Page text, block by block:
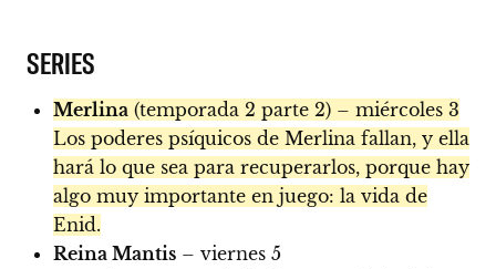
SERIES
Merlina (temporada 2 parte 2) – miércoles 3
Los poderes psíquicos de Merlina fallan, y ella
hará lo que sea para recuperarlos, porque hay
algo muy importante en juego: la vida de
Enid.
Reina Mantis – viernes 5